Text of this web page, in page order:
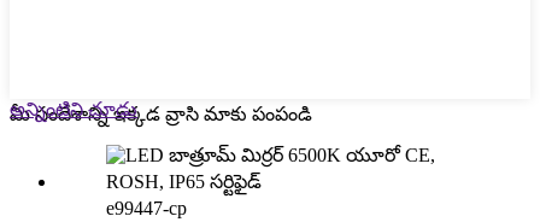
మీ సందేశాన్ని ఇక్కడ వ్రాసి మాకు పంపండి
అన్నింటిని చూడు
e99447-cp